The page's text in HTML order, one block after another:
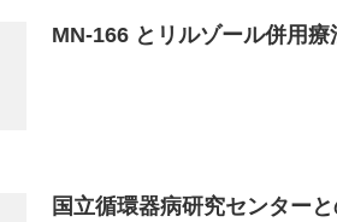
MN-166 とリルゾール併用
国立循環器病研究センター